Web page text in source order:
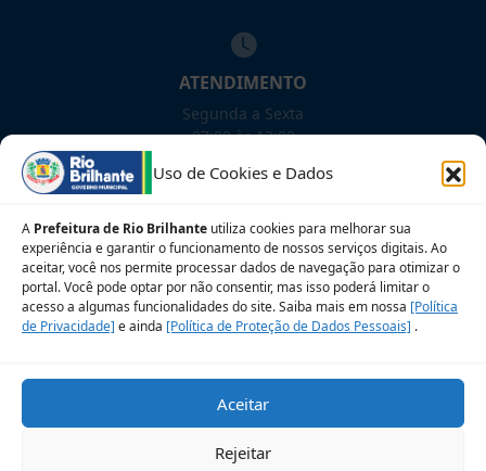
Uso de Cookies e Dados
A Prefeitura de Rio Brilhante utiliza cookies para melhorar sua
experiência e garantir o funcionamento de nossos serviços digitais. Ao
aceitar, você nos permite processar dados de navegação para otimizar o
portal. Você pode optar por não consentir, mas isso poderá limitar o
acesso a algumas funcionalidades do site. Saiba mais em nossa [Política
de Privacidade] e ainda [Política de Proteção de Dados Pessoais] .
Aceitar
Rejeitar
ATENDIMENTO
Segunda a Sexta
07:00 às 13:00
NOSSAS REDES!
Siga para novidades
Sobre a LGPD
Perguntas frequentes
Avalie nosso site